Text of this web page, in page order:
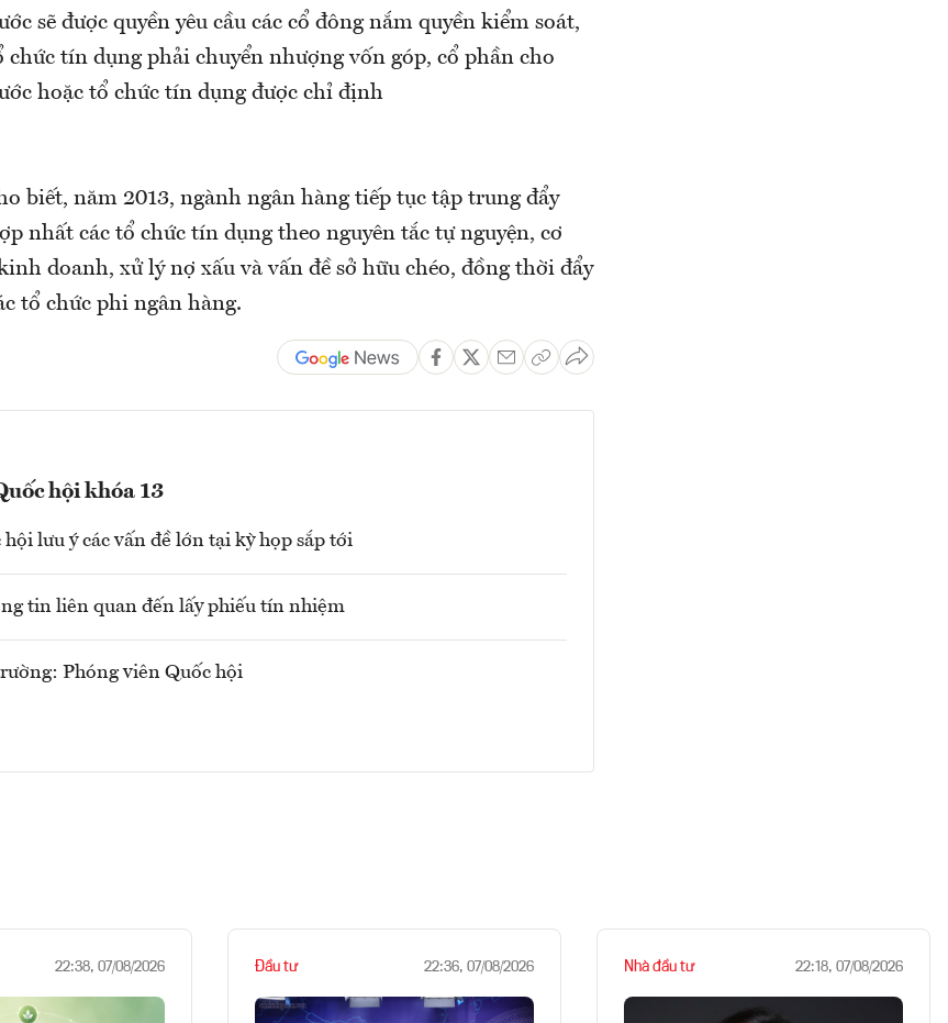
sẽ được quyền yêu cầu các cổ đông nắm quyền kiểm soát,
chức tín dụng phải chuyển nhượng vốn góp, cổ phần cho
hoặc tổ chức tín dụng được chỉ định
biết, năm 2013, ngành ngân hàng tiếp tục tập trung đẩy
nhất các tổ chức tín dụng theo nguyên tắc tự nguyện, cơ
doanh, xử lý nợ xấu và vấn đề sở hữu chéo, đồng thời đẩy
tổ chức phi ngân hàng.
hội khóa 13
lưu ý các vấn đề lớn tại kỳ họp sắp tới
tin liên quan đến lấy phiếu tín nhiệm
Phóng viên Quốc hội
22:38, 07/08/2026 Đầu tư 22:36, 07/08/2026 Nhà đầu tư 22:18, 07/08/2026